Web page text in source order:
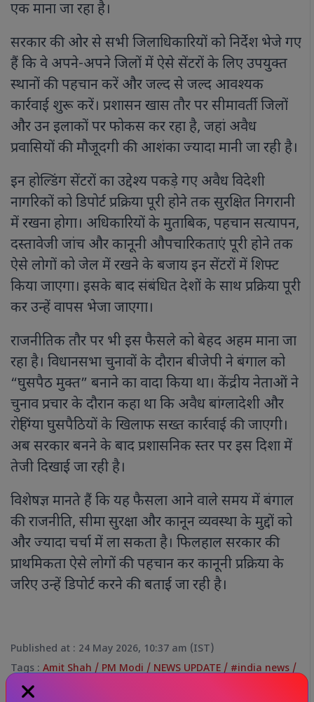
एक माना जा रहा है।
सरकार की ओर से सभी जिलाधिकारियों को निर्देश भेजे गए
हैं कि वे अपने-अपने जिलों में ऐसे सेंटरों के लिए उपयुक्त
स्थानों की पहचान करें और जल्द से जल्द आवश्यक
कार्रवाई शुरू करें। प्रशासन खास तौर पर सीमावर्ती जिलों
और उन इलाकों पर फोकस कर रहा है, जहां अवैध
प्रवासियों की मौजूदगी की आशंका ज्यादा मानी जा रही है।
इन होल्डिंग सेंटरों का उद्देश्य पकड़े गए अवैध विदेशी
नागरिकों को डिपोर्ट प्रक्रिया पूरी होने तक सुरक्षित निगरानी
में रखना होगा। अधिकारियों के मुताबिक, पहचान सत्यापन,
दस्तावेजी जांच और कानूनी औपचारिकताएं पूरी होने तक
ऐसे लोगों को जेल में रखने के बजाय इन सेंटरों में शिफ्ट
किया जाएगा। इसके बाद संबंधित देशों के साथ प्रक्रिया पूरी
कर उन्हें वापस भेजा जाएगा।
राजनीतिक तौर पर भी इस फैसले को बेहद अहम माना जा
रहा है। विधानसभा चुनावों के दौरान बीजेपी ने बंगाल को
“घुसपैठ मुक्त” बनाने का वादा किया था। केंद्रीय नेताओं ने
चुनाव प्रचार के दौरान कहा था कि अवैध बांग्लादेशी और
रोहिंग्या घुसपैठियों के खिलाफ सख्त कार्रवाई की जाएगी।
अब सरकार बनने के बाद प्रशासनिक स्तर पर इस दिशा में
तेजी दिखाई जा रही है।
विशेषज्ञ मानते हैं कि यह फैसला आने वाले समय में बंगाल
की राजनीति, सीमा सुरक्षा और कानून व्यवस्था के मुद्दों को
और ज्यादा चर्चा में ला सकता है। फिलहाल सरकार की
प्राथमिकता ऐसे लोगों की पहचान कर कानूनी प्रक्रिया के
जरिए उन्हें डिपोर्ट करने की बताई जा रही है।
Published at : 24 May 2026, 10:37 am (IST)
Tags : Amit Shah / PM Modi / NEWS UPDATE / #india news /
#nationalnews